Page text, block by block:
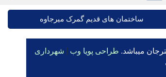
ساختمان های قدیم گمرک میرجاوه
میباشد. طراحی پویا وب
شهرداری